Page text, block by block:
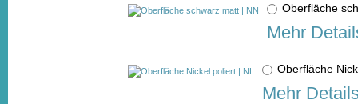
Oberfläche
Mehr
Oberfläche
Mehr